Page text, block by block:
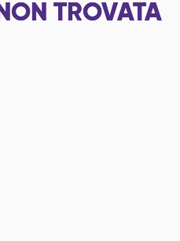
TROVATA